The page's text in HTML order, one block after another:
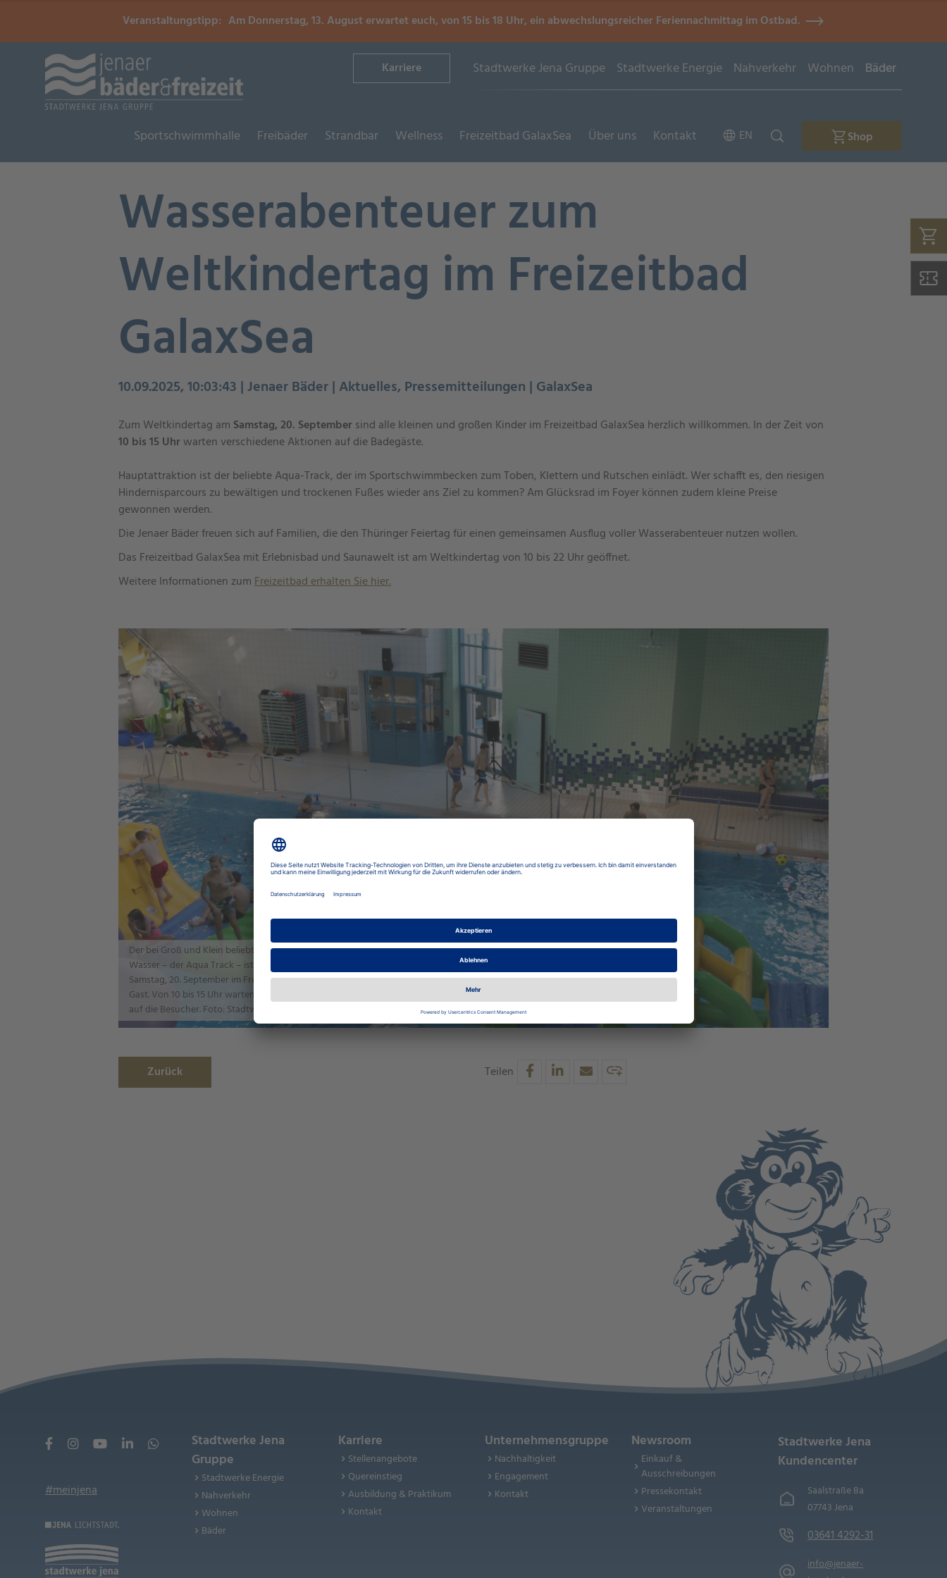
Veranstaltungstipp: Am Donnerstag, 13. August erwartet euch, von 15 bis 18 Uhr, ein abwechslungsreicher Feriennachmittag im Ostbad.
Karriere Stadtwerke Jena Gruppe Stadtwerke Energie Nahverkehr Wohnen Bäder
Sportschwimmhalle Freibäder Strandbar Wellness Freizeitbad GalaxSea Über uns Kontakt EN Shop
Wasserabenteuer zum
Weltkindertag im Freizeitbad
GalaxSea
10.09.2025, 10:03:43 | Jenaer Bäder | Aktuelles, Pressemitteilungen | GalaxSea
Zum Weltkindertag am Samstag, 20. Septembersind alle kleinen und großen Kinder im Freizeitbad GalaxSea herzlich willkommen. In der Zeit von
10 bis 15 Uhrwarten verschiedene Aktionen auf die Badegäste.
Hauptattraktion ist der beliebte Aqua-Track, der im Sportschwimmbecken zum Toben, Klettern und Rutschen einlädt. Wer schafft es, den riesigen
Hindernisparcours zu bewältigen und trockenen Fußes wieder ans Ziel zu kommen? Am Glücksrad im Foyer können zudem kleine Preise
gewonnen werden.
Die Jenaer Bäder freuen sich auf Familien, die den Thüringer Feiertag für einen gemeinsamen Ausflug voller Wasserabenteuer nutzen wollen.
Das Freizeitbad GalaxSea mit Erlebnisbad und Saunawelt ist am Weltkindertag von 10 bis 22 Uhr geöffnet.
Weitere Informationen zumFreizeitbad erhalten Sie hier.
Der bei Groß und Klein beliebte Hindernisparcours im
Wasser – der Aqua Track – ist zum Weltkindertag am
Samstag, 20. September im Freizeitbad GalaxSea zu
Gast. Von 10 bis 15 Uhr warten verschiedene Aktionen
auf die Besucher. Foto: Stadtwerke Jena
Zurück Teilen
#meinjena
Stadtwerke Jena
Gruppe
Stadtwerke Energie
Nahverkehr
Wohnen
Bäder
Karriere
Stellenangebote
Quereinstieg
Ausbildung & Praktikum
Kontakt
Unternehmensgruppe
Nachhaltigkeit
Engagement
Kontakt
Newsroom
Einkauf &
Ausschreibungen
Pressekontakt
Veranstaltungen
Stadtwerke Jena
Kundencenter
Saalstraße 8a
07743 Jena
03641 4292-31
info@jenaer-